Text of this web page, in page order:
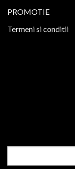
PROMOTIE
Termeni si conditii